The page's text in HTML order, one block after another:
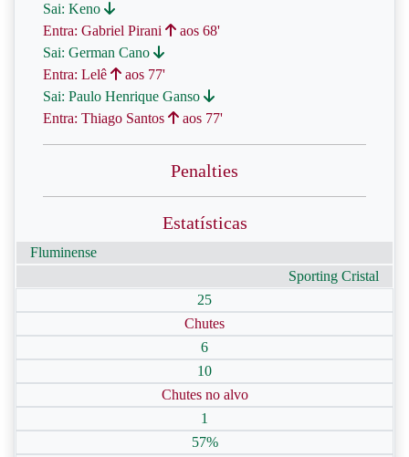
Sai: Keno
Entra: Gabriel Pirani
aos 68'
Sai: German Cano
Entra: Lelê
aos 77'
Sai: Paulo Henrique Ganso
Entra: Thiago Santos
aos 77'
Penalties
Estatísticas
Fluminense
Sporting Cristal
25
Chutes
6
10
Chutes no alvo
1
57%